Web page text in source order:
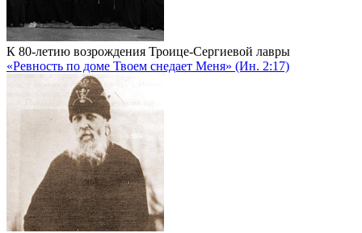
К 80-летию возрождения Троице-Сергиевой лавры
«Ревность по доме Твоем снедает Меня» (Ин. 2:17)